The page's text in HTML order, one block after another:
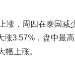
，周四在泰国减
3.57%，盘中最
幅上涨。